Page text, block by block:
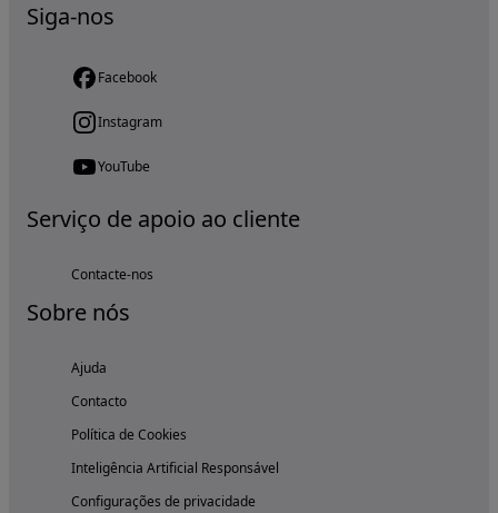
Siga-nos
Facebook
Instagram
YouTube
Serviço de apoio ao cliente
Contacte-nos
Sobre nós
Ajuda
Contacto
Política de Cookies
Inteligência Artificial Responsável
Configurações de privacidade